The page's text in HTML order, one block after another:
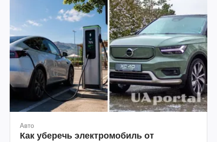
Авто
Как уберечь электромобиль от